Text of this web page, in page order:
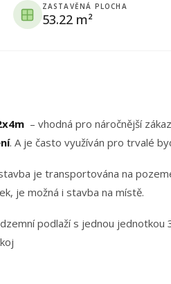
ZASTAVĚNÁ PLOCHA
53.22 m²
– vhodná pro náročnější
. A je často využíván pro trvalé
je transportována na
je možná i stavba na místě.
podlaží s jednou jednotkou